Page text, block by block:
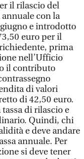
il rilascio del
annuale con la
e introdotto
euro per il
prima
nell’Ufficio
il contributo
di valori
di 42,50 euro.
di rilascio e
Quindi, chi
e deve andare
annuale. Per
si deve tener